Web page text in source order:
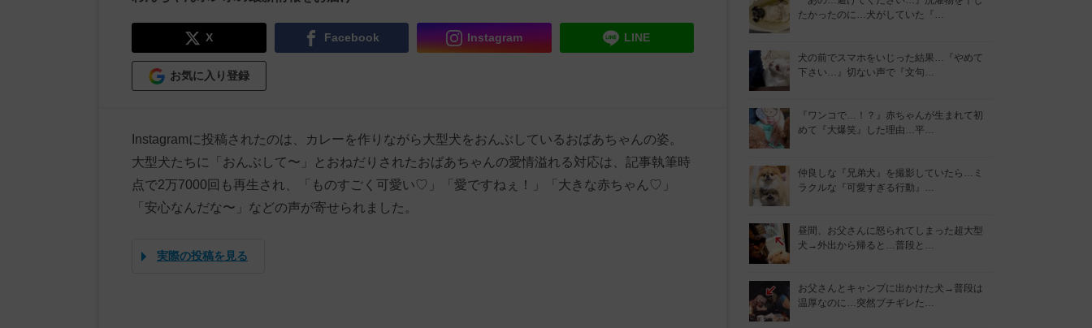
X Facebook Instagram LINE
お気に入り登録
Instagramに投稿されたのは、カレーを作りながら大型犬をおんぶしているおばあちゃんの姿。
大型犬たちに「おんぶして〜」とおねだりされたおばあちゃんの愛情溢れる対応は、記事執筆時
点で2万7000回も再生され、「ものすごく可愛い♡」「愛ですねぇ！」「大きな赤ちゃん♡」
「安心なんだな〜」などの声が寄せられました。
実際の投稿を見る
たかったのに…犬がしていた『…
犬の前でスマホをいじった結果…『やめて
下さい…』切ない声で『文句…
『ワンコで…！？』赤ちゃんが生まれて初
めて『大爆笑』した理由…平…
仲良しな『兄弟犬』を撮影していたら…ミ
ラクルな『可愛すぎる行動』…
昼間、お父さんに怒られてしまった超大型
犬→外出から帰ると…普段と…
お父さんとキャンプに出かけた犬→普段は
温厚なのに…突然ブチギレた…